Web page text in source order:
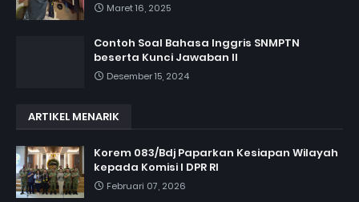
Maret 16, 2025
Contoh Soal Bahasa Inggris SNMPTN
beserta Kunci Jawaban II
Desember 15, 2024
ARTIKEL MENARIK
Korem 083/Bdj Paparkan Kesiapan Wilayah
kepada Komisi I DPR RI
Februari 07, 2026